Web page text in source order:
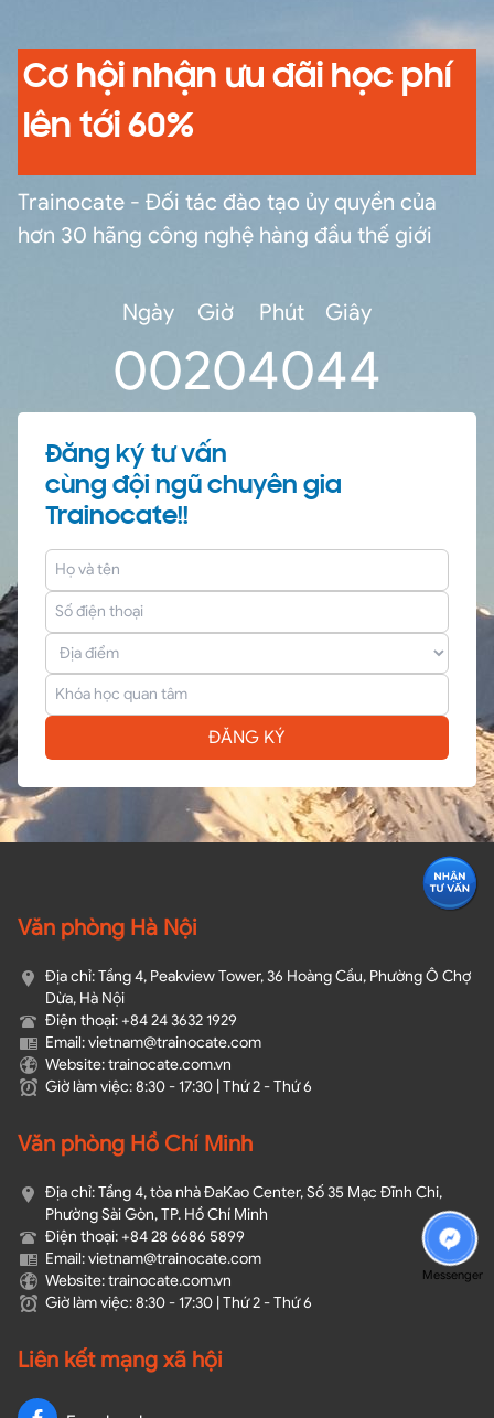
Cơ hội nhận ưu đãi học phí
lên tới 60%
Trainocate - Đối tác đào tạo ủy quyền của
hơn 30 hãng công nghệ hàng đầu thế giới
Ngày
00
Giờ
20
Phút
40
Giây
44
Đăng ký tư vấn
cùng đội ngũ chuyên gia
Trainocate!!
ĐĂNG KÝ
Văn phòng Hà Nội
Địa chỉ: Tầng 4, Peakview Tower, 36 Hoàng Cầu, Phường Ô Chợ
Dừa, Hà Nội
Điện thoại: +84 24 3632 1929
Email: vietnam@trainocate.com​
Website: trainocate.com.vn
Giờ làm việc: 8:30 - 17:30 | Thứ 2 - Thứ 6
Văn phòng Hồ Chí Minh
Địa chỉ: Tầng 4, tòa nhà ĐaKao Center, Số 35 Mạc Đĩnh Chi,
Phường Sài Gòn, TP. Hồ Chí Minh
Điện thoại: +84 28 6686 5899
Email: vietnam@trainocate.com​
Website: trainocate.com.vn
Giờ làm việc: 8:30 - 17:30 | Thứ 2 - Thứ 6
Liên kết mạng xã hội
Messenger